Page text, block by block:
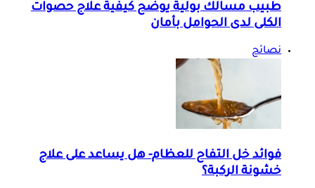
طبيب مسالك بولية يوضح كيفية علاج حصوات
الكلى لدى الحوامل بأمان
نصائح
فوائد خل التفاح للعظام- هل يساعد على علاج
خشونة الركبة؟